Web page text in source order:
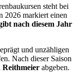
steht bei
2026 markiert einen
nach diesem Jahr
und unzähligen
Nach dieser Saison
Reithmeier abgeben.